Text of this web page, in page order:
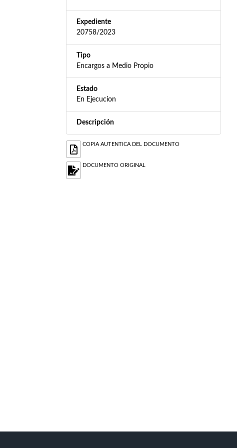
Expediente
20758/2023
Tipo
Encargos a Medio Propio
Estado
En Ejecucion
Descripción
COPIA AUTENTICA DEL DOCUMENTO
DOCUMENTO ORIGINAL